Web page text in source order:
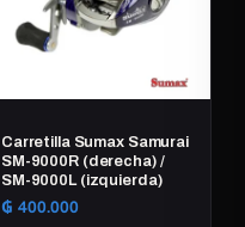
Carretilla Sumax Samurai
SM-9000R (derecha) /
SM-9000L (izquierda)
₲ 400.000